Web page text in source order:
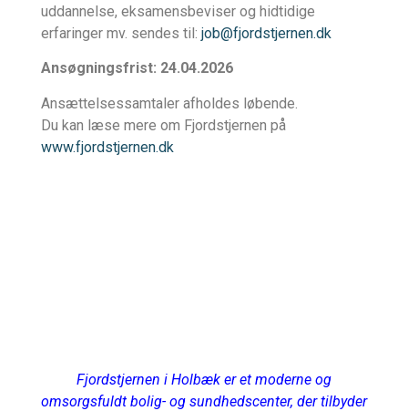
uddannelse, eksamensbeviser og hidtidige
erfaringer mv. sendes til: job@fjordstjernen.dk
Ansøgningsfrist: 24.04.2026
Ansættelsessamtaler afholdes løbende.
Du kan læse mere om Fjordstjernen på
www.fjordstjernen.dk
Fjordstjernen i Holbæk er et moderne og
omsorgsfuldt bolig- og sundhedscenter, der tilbyder